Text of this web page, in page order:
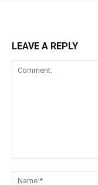
LEAVE A REPLY